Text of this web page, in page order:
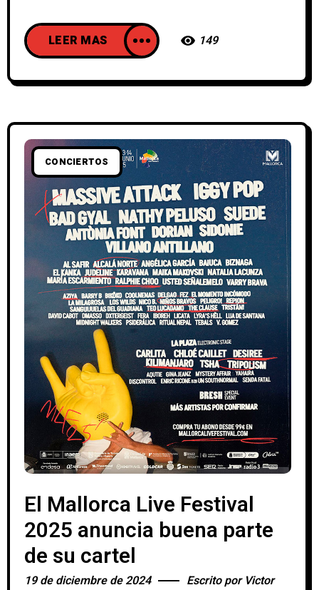
LEER MAS 149
CONCIERTOS
El Mallorca Live Festival
2025 anuncia buena parte
de su cartel
19 de diciembre de 2024 Escrito por Victor